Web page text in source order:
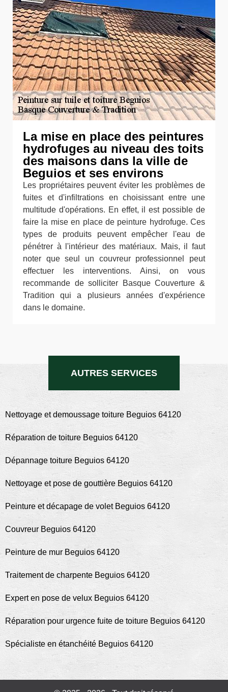
La mise en place des peintures
hydrofuges au niveau des toits
des maisons dans la ville de
Beguios et ses environs
Les propriétaires peuvent éviter les problèmes de
fuites et d'infiltrations en choisissant entre une
multitude d'opérations. En effet, il est possible de
faire la mise en place de peinture hydrofuge. Ces
types de produits peuvent empêcher l'eau de
pénétrer à l'intérieur des matériaux. Mais, il faut
noter que seul un couvreur professionnel peut
effectuer les interventions. Ainsi, on vous
recommande de solliciter Basque Couverture &
Tradition qui a plusieurs années d'expérience
dans le domaine.
AUTRES SERVICES
Nettoyage et demoussage toiture Beguios 64120
Réparation de toiture Beguios 64120
Dépannage toiture Beguios 64120
Nettoyage et pose de gouttière Beguios 64120
Peinture et décapage de volet Beguios 64120
Couvreur Beguios 64120
Peinture de mur Beguios 64120
Traitement de charpente Beguios 64120
Expert en pose de velux Beguios 64120
Réparation pour urgence fuite de toiture Beguios 64120
Spécialiste en étanchéité Beguios 64120